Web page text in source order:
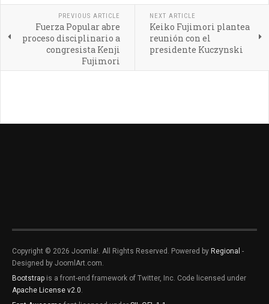
PREVIOUS ARTICLE
Fuerza Popular abre
proceso disciplinario a
congresista Kenji
Fujimori
NEXT ARTICLE
Keiko Fujimori plantea
reunión con el
presidente Kuczynski
Copyright © 2026 Joomla!. All Rights Reserved. Powered by Regional -
Designed by JoomlArt.com.
Bootstrap is a front-end framework of Twitter, Inc. Code licensed under
Apache License v2.0.